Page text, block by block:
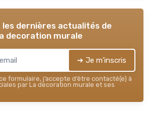
les dernières actualités de
decoration murale
➔ Je m'inscris
formulaire, j’accepte d’être contacté(e) à
par La decoration murale et ses